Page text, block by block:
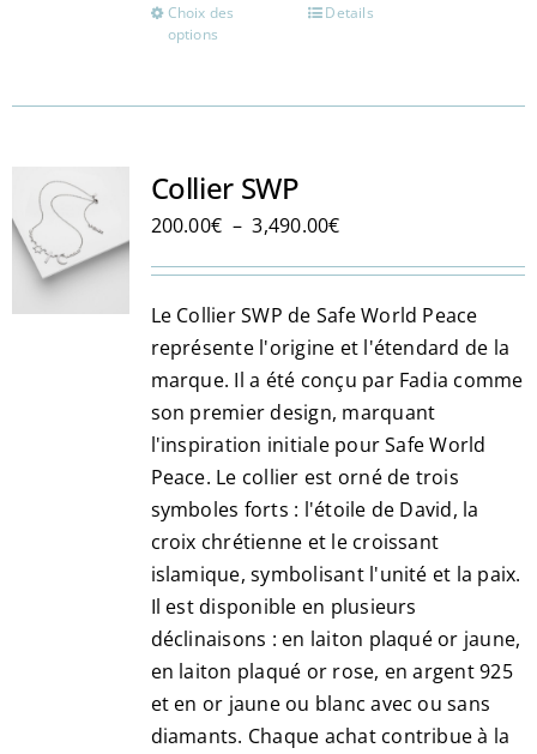
Choix des
options
Ce
plusieurs
être
choisies
sur
la
page
du
produit
Details
Collier SWP
200.00€ – 3,490.00€Plage
200.00€
à
3,490.00€
Le Collier SWP de Safe World Peace
représente l'origine et l'étendard de la
marque. Il a été conçu par Fadia comme
son premier design, marquant
l'inspiration initiale pour Safe World
Peace. Le collier est orné de trois
symboles forts : l'étoile de David, la
croix chrétienne et le croissant
islamique, symbolisant l'unité et la paix.
Il est disponible en plusieurs
déclinaisons : en laiton plaqué or jaune,
en laiton plaqué or rose, en argent 925
et en or jaune ou blanc avec ou sans
diamants. Chaque achat contribue à la